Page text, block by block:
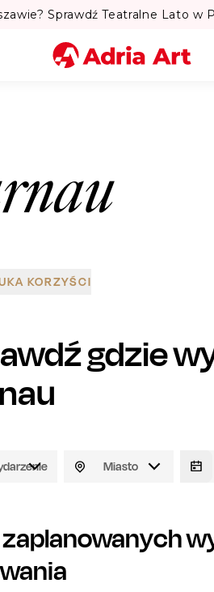
Sprawdź Teatralne Lato w
Szukaj
KORZYŚCI
gdzie
Miasto
zaplanowanych